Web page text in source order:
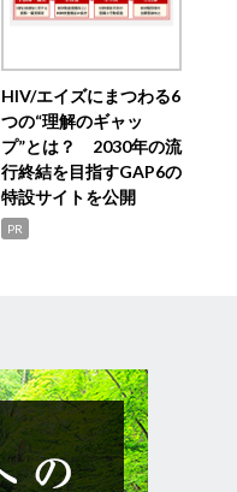
HIV/エイズにまつわる6
つの“理解のギャッ
プ”とは？ 2030年の流
行終結を目指すGAP6の
特設サイトを公開
PR